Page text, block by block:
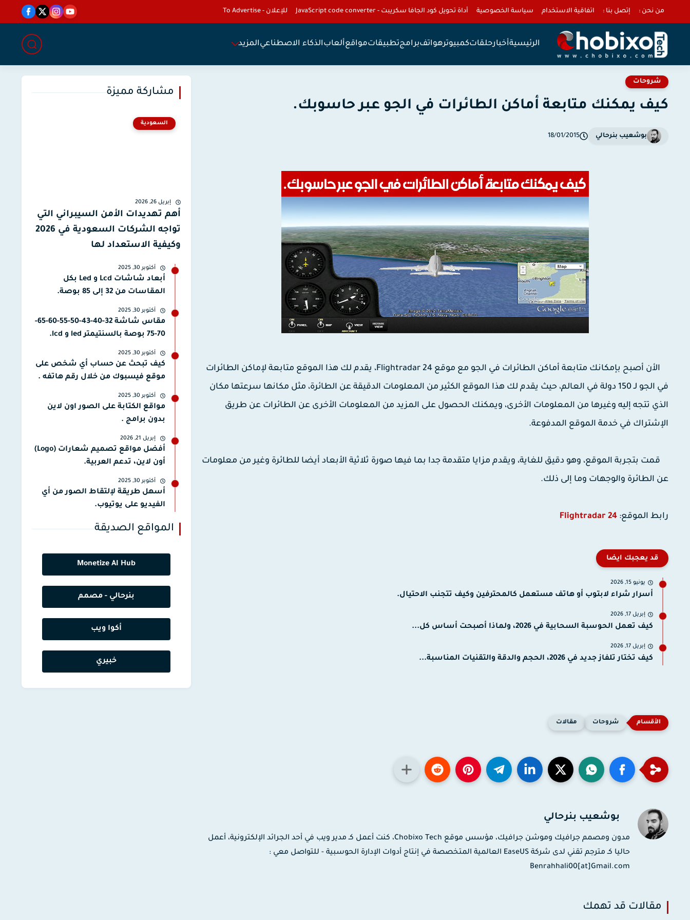
من نحن : إتصل بنا : اتفاقية الاستخدام سياسة الخصوصية أداة تحويل كود الجافا سكريبت - JavaScript code converter للإعلان - To Advertise
الرئيسيةأخبارحلقاتكمبيوترهواتفبرامجتطبيقاتمواقعألعابالذكاء الاصطناعيالمزيد
شروحات
كيف يمكنك متابعة أماكن الطائرات في الجو عبر حاسوبك.
بوشعيب بنرحالي 18/01/2015
الأن أصبح بإمكانك متابعة أماكن الطائرات في الجو مع موقع Flightradar 24، يقدم لك هذا الموقع متابعة لإماكن الطائرات
في الجو لـ 150 دولة في العالم، حيث يقدم لك هذا الموقع الكثير من المعلومات الدقيقة عن الطائرة، مثل مكانها سرعتها مكان
الذي تتجه إليه وغيرها من المعلومات الأخرى، ويمكنك الحصول على المزيد من المعلومات الأخرى عن الطائرات عن طريق
الإشتراك في خدمة الموقع المدفوعة.
قمت بتجربة الموقع، وهو دقيق للغاية، ويقدم مزايا متقدمة جدا بما فيها صورة ثلاثية الأبعاد أيضا للطائرة وغير من معلومات
عن الطائرة والوجهات وما إلى ذلك.
رابط الموقع: Flightradar 24
قد يعجبك ايضا
يونيو 15, 2026
أسرار شراء لابتوب أو هاتف مستعمل كالمحترفين وكيف تتجنب الاحتيال.
إبريل 17, 2026
كيف تعمل الحوسبة السحابية في 2026، ولماذا أصبحت أساس كل...
إبريل 17, 2026
كيف تختار تلفاز جديد في 2026، الحجم والدقة والتقنيات المناسبة...
شروحات مقالات
بوشعيب بنرحالي
مدون ومصمم جرافيك وموشن جرافيك، مؤسس موقع Chobixo Tech، كنت أعمل كـ مدير ويب في أحد الجرائد الإلكترونية، أعمل
حاليا كـ مترجم تقني لدى شركة EaseUS العالمية المتخصصة في إنتاج أدوات الإدارة الحوسبية - للتواصل معي :
Benrahhali00[at]Gmail.com
مقالات قد تهمك
مشاركة مميزة
السعودية
إبريل 26, 2026
أهم تهديدات الأمن السيبراني التي
تواجه الشركات السعودية في 2026
وكيفية الاستعداد لها
أكتوبر 30, 2025
أبعاد شاشات Lcd و Led بكل
المقاسات من 32 إلى 85 بوصة.
أكتوبر 30, 2025
مقاس شاشة 32-40-43-50-55-60-65-
70-75 بوصة بالسنتيمتر led و lcd.
أكتوبر 30, 2025
كيف تبحث عن حساب أي شخص على
موقع فيسبوك من خلال رقم هاتفه .
أكتوبر 30, 2025
مواقع الكتابة على الصور اون لاين
بدون برامج .
إبريل 21, 2026
أفضل مواقع تصميم شعارات (Logo)
أون لاين، تدعم العربية.
أكتوبر 30, 2025
أسهل طريقة لإلتقاط الصور من أي
الفيديو على يوتيوب.
المواقع الصديقة
Monetize AI Hub
بنرحالي - مصمم
أكوا ويب
خبيري